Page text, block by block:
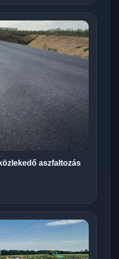
aszfaltozás